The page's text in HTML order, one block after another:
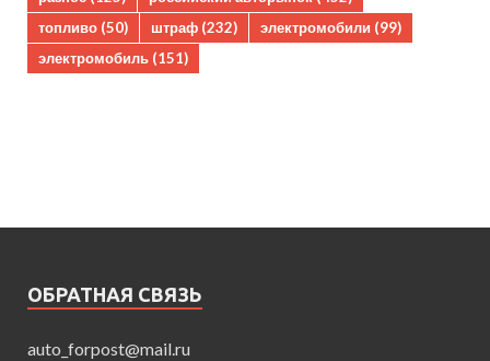
топливо (50) штраф (232) электромобили (99)
электромобиль (151)
ОБРАТНАЯ СВЯЗЬ
auto_forpost@mail.ru